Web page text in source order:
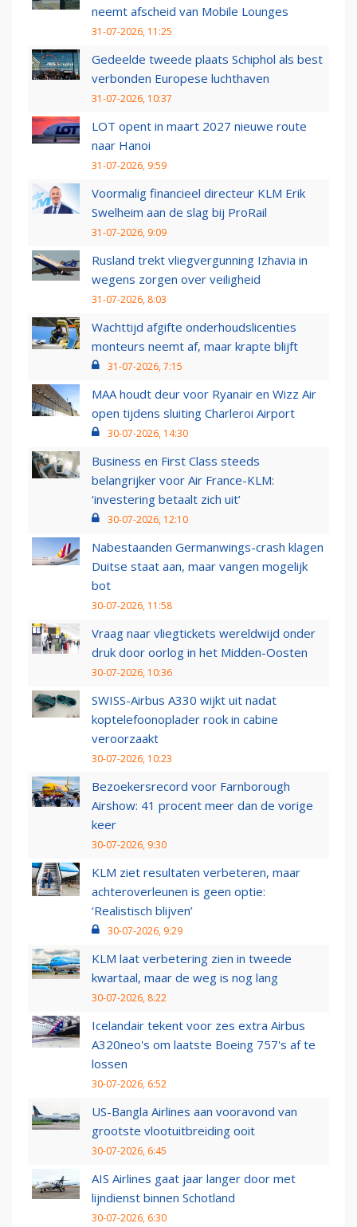
neemt afscheid van Mobile Lounges
31-07-2026, 11:25
Gedeelde tweede plaats Schiphol als best
verbonden Europese luchthaven
31-07-2026, 10:37
LOT opent in maart 2027 nieuwe route
naar Hanoi
31-07-2026, 9:59
Voormalig financieel directeur KLM Erik
Swelheim aan de slag bij ProRail
31-07-2026, 9:09
Rusland trekt vliegvergunning Izhavia in
wegens zorgen over veiligheid
31-07-2026, 8:03
Wachttijd afgifte onderhoudslicenties
monteurs neemt af, maar krapte blijft
31-07-2026, 7:15
MAA houdt deur voor Ryanair en Wizz Air
open tijdens sluiting Charleroi Airport
30-07-2026, 14:30
Business en First Class steeds
belangrijker voor Air France-KLM:
‘investering betaalt zich uit’
30-07-2026, 12:10
Nabestaanden Germanwings-crash klagen
Duitse staat aan, maar vangen mogelijk
bot
30-07-2026, 11:58
Vraag naar vliegtickets wereldwijd onder
druk door oorlog in het Midden-Oosten
30-07-2026, 10:36
SWISS-Airbus A330 wijkt uit nadat
koptelefoonoplader rook in cabine
veroorzaakt
30-07-2026, 10:23
Bezoekersrecord voor Farnborough
Airshow: 41 procent meer dan de vorige
keer
30-07-2026, 9:30
KLM ziet resultaten verbeteren, maar
achteroverleunen is geen optie:
‘Realistisch blijven’
30-07-2026, 9:29
KLM laat verbetering zien in tweede
kwartaal, maar de weg is nog lang
30-07-2026, 8:22
Icelandair tekent voor zes extra Airbus
A320neo's om laatste Boeing 757's af te
lossen
30-07-2026, 6:52
US-Bangla Airlines aan vooravond van
grootste vlootuitbreiding ooit
30-07-2026, 6:45
AIS Airlines gaat jaar langer door met
lijndienst binnen Schotland
30-07-2026, 6:30